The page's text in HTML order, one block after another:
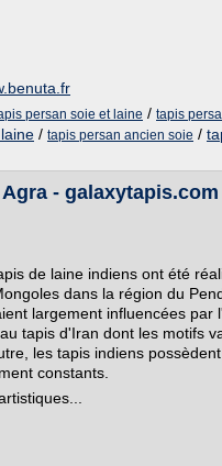
persan soie et laine / tapis
/ tapis persan ancien soie /
- galaxytapis.com
de laine indiens ont été
dans la région du
largement influencées par
tapis d'Iran dont les motifs
les tapis indiens
constants.